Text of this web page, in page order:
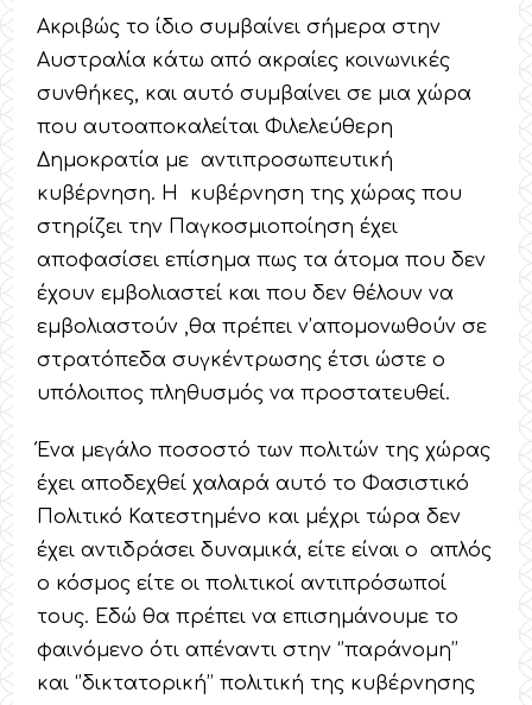
Ακριβώς το ίδιο συμβαίνει σήμερα στην
Αυστραλία κάτω από ακραίες κοινωνικές
συνθήκες, και αυτό συμβαίνει σε μια χώρα
που αυτοαποκαλείται Φιλελεύθερη
Δημοκρατία με αντιπροσωπευτική
κυβέρνηση. Η κυβέρνηση της χώρας που
στηρίζει την Παγκοσμιοποίηση έχει
αποφασίσει επίσημα πως τα άτομα που δεν
έχουν εμβολιαστεί και που δεν θέλουν να
εμβολιαστούν ,θα πρέπει ν’απομονωθούν σε
στρατόπεδα συγκέντρωσης έτσι ώστε ο
υπόλοιπος πληθυσμός να προστατευθεί.
Ένα μεγάλο ποσοστό των πολιτών της χώρας
έχει αποδεχθεί χαλαρά αυτό το Φασιστικό
Πολιτικό Κατεστημένο και μέχρι τώρα δεν
έχει αντιδράσει δυναμικά, είτε είναι ο απλός
ο κόσμος είτε οι πολιτικοί αντιπρόσωποί
τους. Εδώ θα πρέπει να επισημάνουμε το
φαινόμενο ότι απέναντι στην ‘’παράνομη’’
και ‘’δικτατορική’’ πολιτική της κυβέρνησης